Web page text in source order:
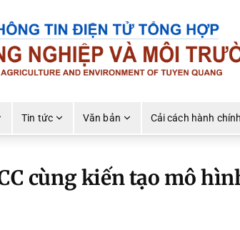
Tin tức Văn bản Cải cách hành chính
cùng kiến tạo mô